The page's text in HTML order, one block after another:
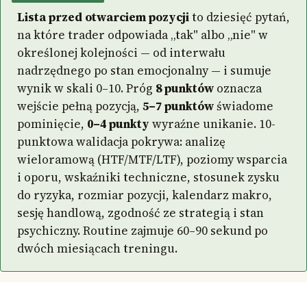
Lista przed otwarciem pozycjito dziesięć pytań,
na które trader odpowiada „tak" albo „nie" w
określonej kolejności — od interwału
nadrzędnego po stan emocjonalny — i sumuje
wynik w skali 0–10. Próg 8 punktów oznacza
wejście pełną pozycją, 5–7 punktówświadome
pominięcie, 0–4 punkty wyraźne unikanie. 10-
punktowa walidacja pokrywa: analizę
wieloramową (HTF/MTF/LTF), poziomy wsparcia
i oporu, wskaźniki techniczne, stosunek zysku
do ryzyka, rozmiar pozycji, kalendarz makro,
sesję handlową, zgodność ze strategią i stan
psychiczny. Routine zajmuje 60–90 sekund po
dwóch miesiącach treningu.